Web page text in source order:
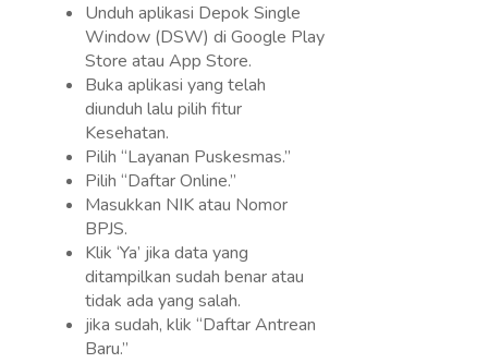
Unduh aplikasi Depok Single
Window (DSW) di Google Play
Store atau App Store.
Buka aplikasi yang telah
diunduh lalu pilih fitur
Kesehatan.
Pilih “Layanan Puskesmas.”
Pilih “Daftar Online.”
Masukkan NIK atau Nomor
BPJS.
Klik ‘Ya’ jika data yang
ditampilkan sudah benar atau
tidak ada yang salah.
jika sudah, klik “Daftar Antrean
Baru.”